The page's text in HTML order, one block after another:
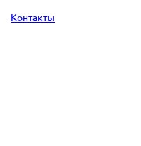
Контакты